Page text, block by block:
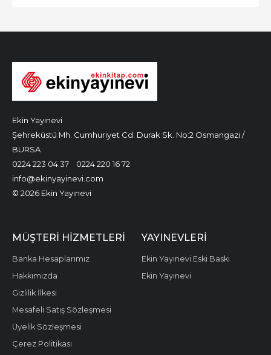
Ekin Yayınevi
Şehreküstü Mh. Cumhuriyet Cd. Durak Sk. No:2 Osmangazi /
BURSA
0224 223 04 37
0224 220 16 72
info@ekinyayinevi.com
© 2026 Ekin Yayınevi
MÜŞTERI HIZMETLERI
Banka Hesaplarımız
Hakkımızda
Gizlilik İlkesi
Mesafeli Satış Sözleşmesi
Üyelik Sözleşmesi
Çerez Politikası
YAYINEVLERI
Ekin Yayınevi Eski Baskı
Ekin Yayınevi